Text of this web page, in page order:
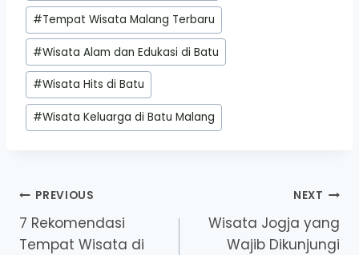
#Tempat Wisata Malang Terbaru
#Wisata Alam dan Edukasi di Batu
#Wisata Hits di Batu
#Wisata Keluarga di Batu Malang
Post
navigation
PREVIOUS
7 Rekomendasi
Tempat Wisata di
NEXT
Wisata Jogja yang
Wajib Dikunjungi